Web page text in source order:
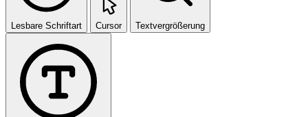
Lesbare Schriftart Cursor Textvergrößerung